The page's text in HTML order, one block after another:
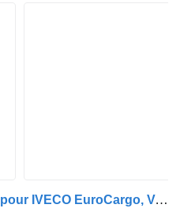
Moteur IVECO F4AE3481D pour IVECO EuroCargo, Vertis